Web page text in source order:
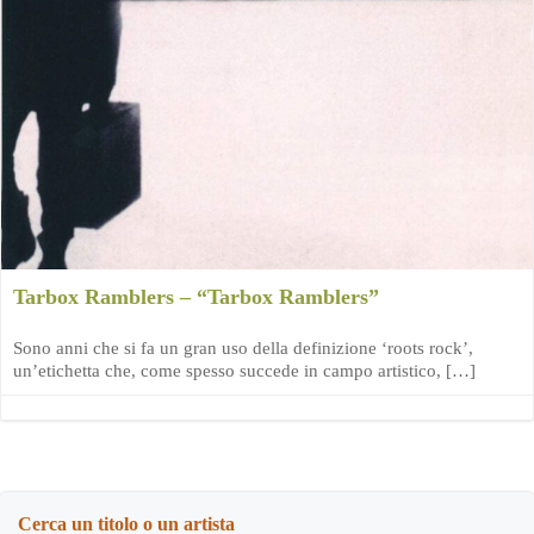
Tarbox Ramblers – “Tarbox Ramblers”
Sono anni che si fa un gran uso della definizione ‘roots rock’,
un’etichetta che, come spesso succede in campo artistico, […]
Cerca un titolo o un artista